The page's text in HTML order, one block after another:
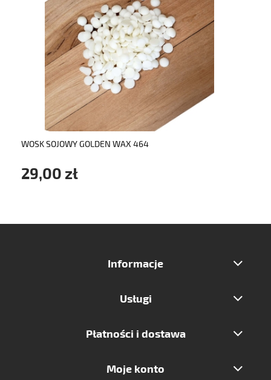
WOSK SOJOWY GOLDEN WAX 464
29,00 zł
do koszyka
Informacje
Usługi
Płatności i dostawa
Moje konto